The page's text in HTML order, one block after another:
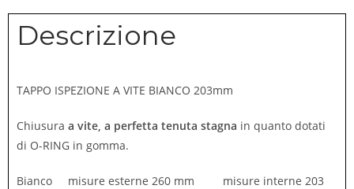
Descrizione
TAPPO ISPEZIONE A VITE BIANCO 203mm
Chiusura a vite, a perfetta tenuta stagna in quanto dotati
di O-RING in gomma.
Bianco misure esterne 260 mm misure interne 203